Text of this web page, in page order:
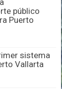
público
Puerto
sistema
Vallarta